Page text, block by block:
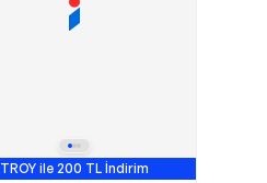
TROY ile 200 TL İndirim